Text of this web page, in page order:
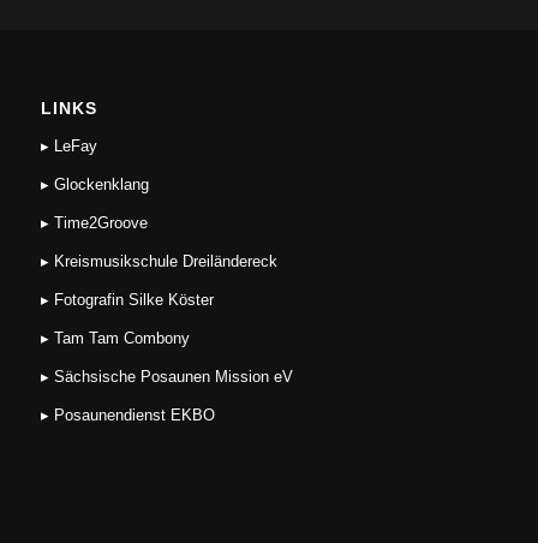
LINKS
▸ LeFay
▸ Glockenklang
▸ Time2Groove
▸ Kreismusikschule Dreiländereck
▸ Fotografin Silke Köster
▸ Tam Tam Combony
▸ Sächsische Posaunen Mission eV
▸ Posaunendienst EKBO